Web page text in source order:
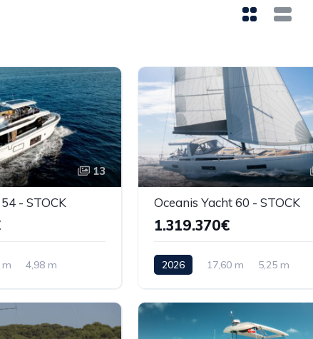
13
- STOCK
m 4,98 m
Oceanis Yacht 60 - STOCK
1.319.370€
2026 17,60 m 5,25 m